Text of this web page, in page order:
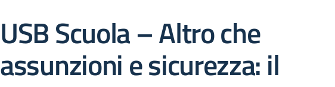
USB Scuola – Altro che
assunzioni e sicurezza: il